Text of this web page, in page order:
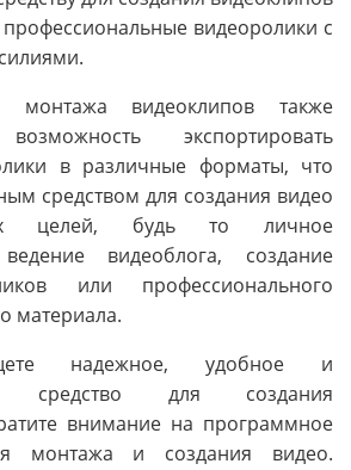
видеоролики с
монтажа видеоклипов также
экспортировать
в различные форматы, что
средством для создания видео
целей, будь то личное
видеоблога, создание
или профессионального
материала.
надежное, удобное и
средство для создания
внимание на программное
монтажа и создания видео.